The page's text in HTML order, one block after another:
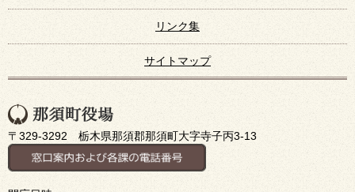
リンク集
サイトマップ
〒329-3292 栃木県那須郡那須町大字寺子丙3-13